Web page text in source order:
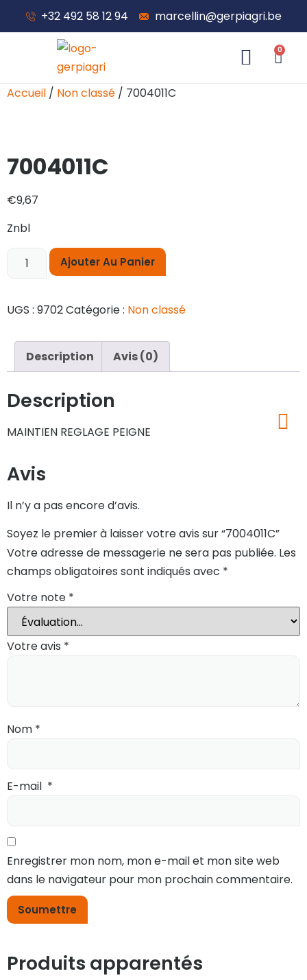
+32 492 58 12 94 marcellin@gerpiagri.be
0
Accueil / Non classé / 7004011C
7004011C
€9,67
Znbl
Ajouter Au Panier
UGS : 9702Catégorie : Non classé
Description Avis (0)
Description
MAINTIEN REGLAGE PEIGNE
Avis
Il n’y a pas encore d’avis.
Soyez le premier à laisser votre avis sur “7004011C”
Votre adresse de messagerie ne sera pas publiée. Les
champs obligatoires sont indiqués avec *
Votre note *
Votre avis *
Nom *
E-mail *
Enregistrer mon nom, mon e-mail et mon site web
dans le navigateur pour mon prochain commentaire.
Produits apparentés